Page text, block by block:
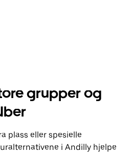
grupper og
plass eller spesielle
i Andilly hjelpe